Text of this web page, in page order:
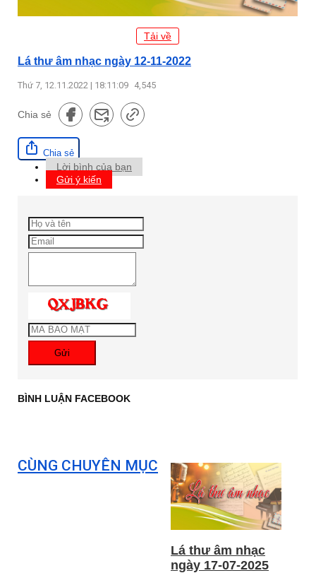
Tải về
Lá thư âm nhạc ngày 12-11-2022
Thứ 7, 12.11.2022 | 18:11:09 4,545
Chia sẻ
Chia sẻ
Lời bình của bạn
Gửi ý kiến
Gửi
BÌNH LUẬN FACEBOOK
CÙNG CHUYÊN MỤC
Lá thư âm nhạc
ngày 17-07-2025